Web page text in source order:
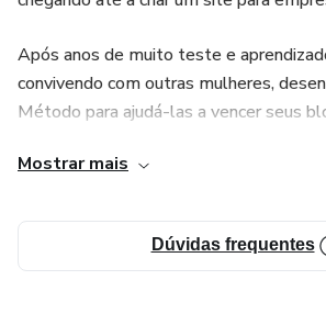
Após anos de muito teste e
convivendo com outras mulheres,
Método para ajudá-las a vencer seus
se prender à regras impostas e que
escrever sua própria história de maneira
Mostrar mais
Dúvidas frequentes